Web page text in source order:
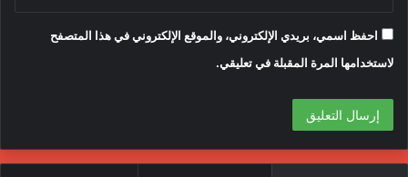
احفظ اسمي، بريدي الإلكتروني، والموقع الإلكتروني في هذا المتصفح
لاستخدامها المرة المقبلة في تعليقي.